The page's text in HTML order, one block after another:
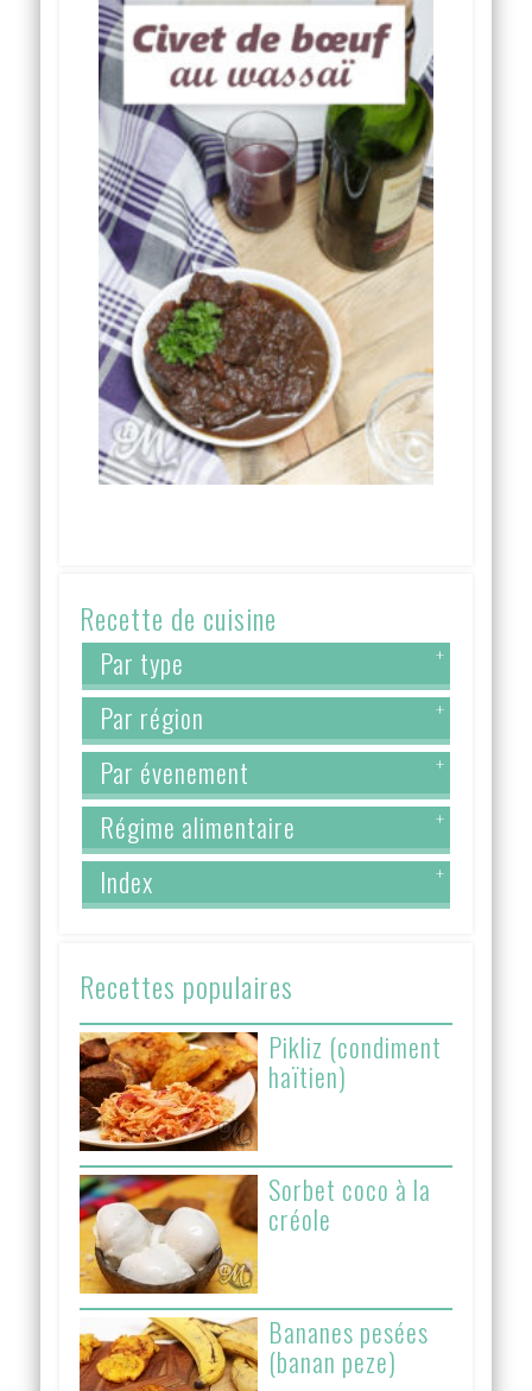
Recette de cuisine
Par type +
Par région +
Par évenement +
Régime alimentaire +
Index +
Recettes populaires
Pikliz (condiment
haïtien)
Sorbet coco à la
créole
Bananes pesées
(banan peze)